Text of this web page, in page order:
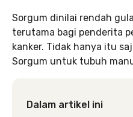
Sorgum dinilai rendah
terutama bagi penderita
kanker. Tidak hanya itu
Sorgum untuk tubuh
Dalam artikel ini